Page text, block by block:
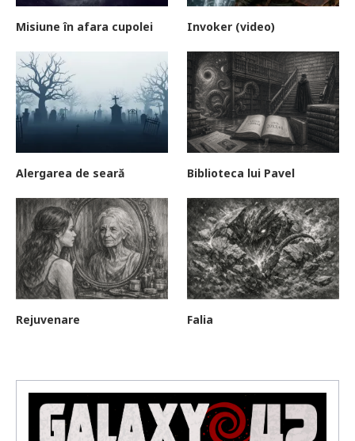
Misiune în afara cupolei Invoker (video)
Alergarea de seară Biblioteca lui Pavel
Rejuvenare Falia